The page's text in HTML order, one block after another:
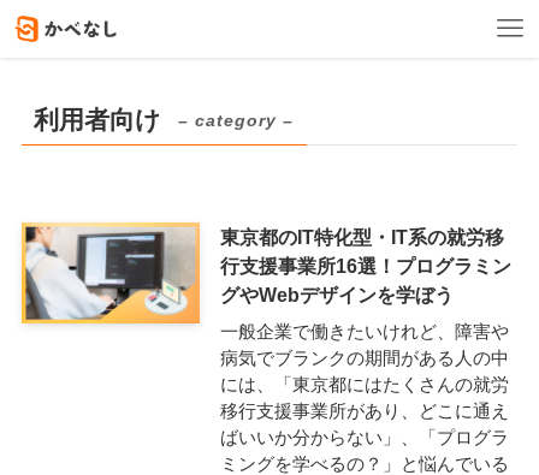
利用者向け – category –
東京都のIT特化型・IT系の就労移
行支援事業所16選！プログラミン
グやWebデザインを学ぼう
一般企業で働きたいけれど、障害や
病気でブランクの期間がある人の中
には、「東京都にはたくさんの就労
移行支援事業所があり、どこに通え
ばいいか分からない」、「プログラ
ミングを学べるの？」と悩んでいる